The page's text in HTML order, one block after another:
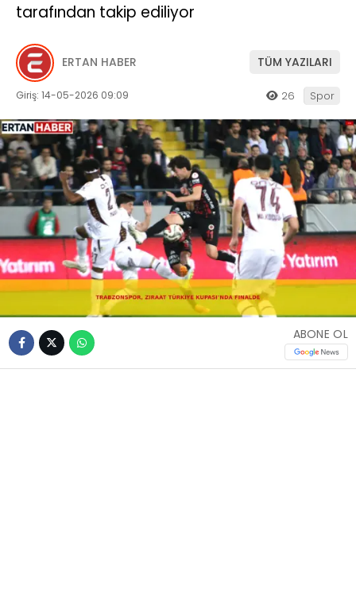
tarafından takip ediliyor
ERTAN HABER TÜM YAZILARI
Giriş: 14-05-2026 09:09 26 Spor
ABONE OL